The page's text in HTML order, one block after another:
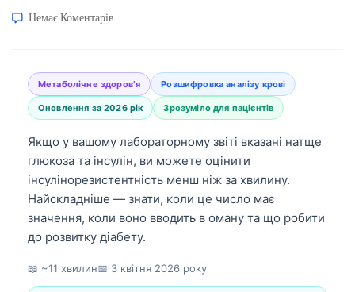
Немає Коментарів
Метаболічне здоров’я Розшифровка аналізу крові
Оновлення за 2026 рік Зрозуміло для пацієнтів
Якщо у вашому лабораторному звіті вказані натще
глюкоза та інсулін, ви можете оцінити
інсулінорезистентність менш ніж за хвилину.
Найскладніше — знати, коли це число має
значення, коли воно вводить в оману та що робити
до розвитку діабету.
📖 ~11 хвилин📅 3 квітня 2026 року